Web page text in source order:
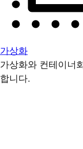
가상화
가상화와 컨테이너
합니다.